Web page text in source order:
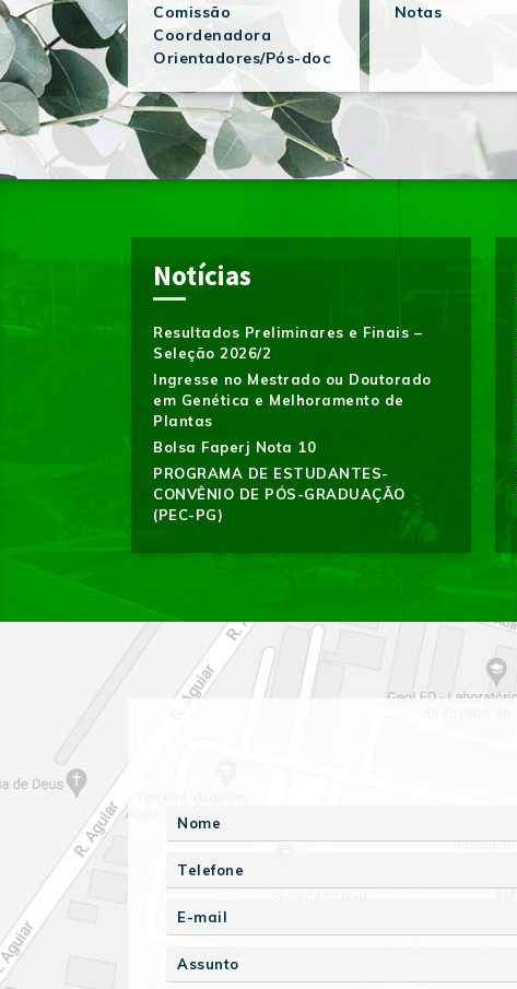
Comissão
Coordenadora
Orientadores/Pós-doc
Notas
Notícias
Resultados Preliminares e Finais –
Seleção 2026/2
Ingresse no Mestrado ou Doutorado
em Genética e Melhoramento de
Plantas
Bolsa Faperj Nota 10
PROGRAMA DE ESTUDANTES-
CONVÊNIO DE PÓS-GRADUAÇÃO
(PEC-PG)